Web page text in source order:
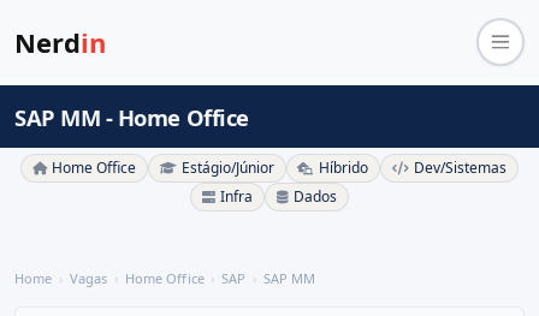
Nerdin
SAP MM - Home Office
Home Office Estágio/Júnior Híbrido
Dev/Sistemas
Infra
Dados
Home Vagas Home Office SAP SAP MM